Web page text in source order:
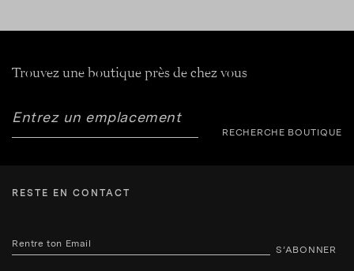
Trouvez une boutique près de chez vous
RECHERCHE BOUTIQUE
RESTE EN CONTACT
S’ABONNER